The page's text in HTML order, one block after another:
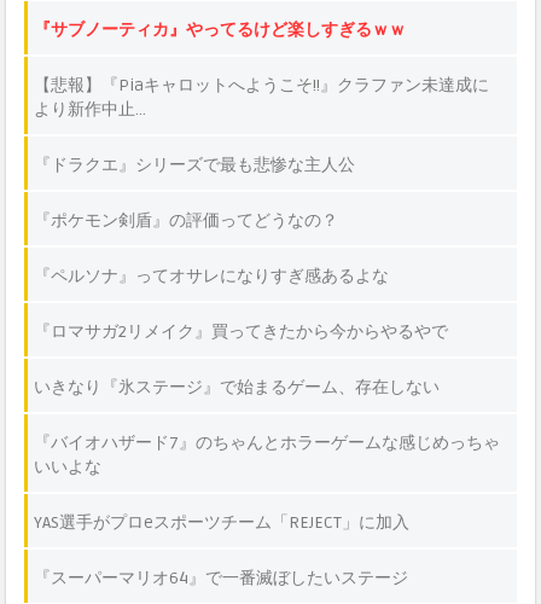
『サブノーティカ』やってるけど楽しすぎるｗｗ
【悲報】『Piaキャロットへようこそ!!』クラファン未達成に
より新作中止…
『ドラクエ』シリーズで最も悲惨な主人公
『ポケモン剣盾』の評価ってどうなの？
『ペルソナ』ってオサレになりすぎ感あるよな
『ロマサガ2リメイク』買ってきたから今からやるやで
いきなり『氷ステージ』で始まるゲーム、存在しない
『バイオハザード7』のちゃんとホラーゲームな感じめっちゃ
いいよな
YAS選手がプロeスポーツチーム「REJECT」に加入
『スーパーマリオ64』で一番滅ぼしたいステージ